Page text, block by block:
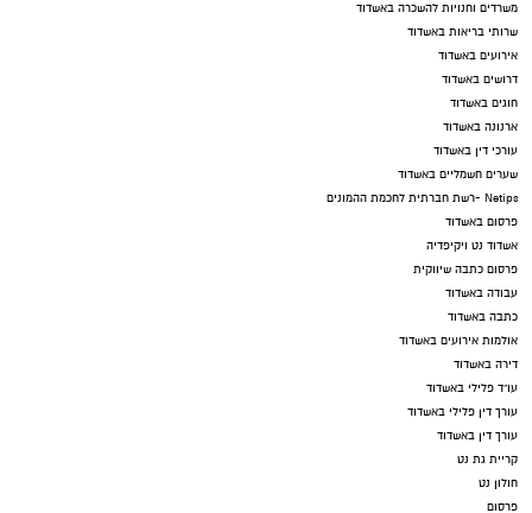
משרדים וחנויות להשכרה באשדוד
שרותי בריאות באשדוד
אירועים באשדוד
דרושים באשדוד
חוגים באשדוד
ארנונה באשדוד
עורכי דין באשדוד
שערים חשמליים באשדוד
Netips -רשת חברתית לחכמת ההמונים
פרסום באשדוד
אשדוד נט ויקיפדיה
פרסום כתבה שיווקית
עבודה באשדוד
כתבה באשדוד
אולמות אירועים באשדוד
דירה באשדוד
עו"ד פלילי באשדוד
עורך דין פלילי באשדוד
עורך דין באשדוד
קריית גת נט
חולון נט
פרסום